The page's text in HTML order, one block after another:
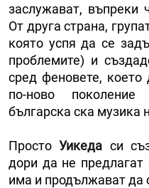
заслужават, въпреки
От друга страна,
която успя да се
проблемите) и
сред феновете,
по-ново
българска ска музика
ПростоУикеда си
дори да не
има и продължават да